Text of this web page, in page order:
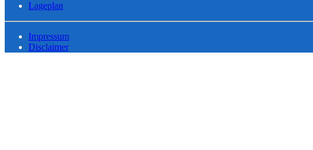
Lageplan
Impressum
Disclaimer